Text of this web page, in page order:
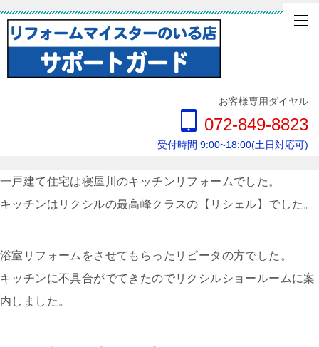
お客様専用ダイヤル
072-849-8823
受付時間 9:00~18:00(土日対応可)
一戸建て住宅は寝屋川のキッチンリフォームでした。
キッチンはリクシルの最高峰クラスの【リシェル】でした。
浴室リフォームをさせてもらったリピータの方でした。
キッチンに不具合がでてきたのでリクシルショールームに案
内しました。